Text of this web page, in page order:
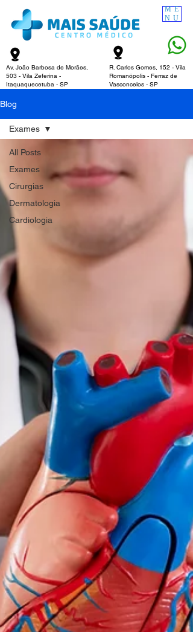
ME
NU
Av. João Barbosa de Morães,
503 - Vila Zeferina -
Itaquaquecetuba - SP​
R. Carlos Gomes, 152 - Vila
Romanópolis - Ferraz de
Vasconcelos - SP​
Blog
All Posts
Exames
Cirurgias
Dermatologia
Cardiologia
Exames